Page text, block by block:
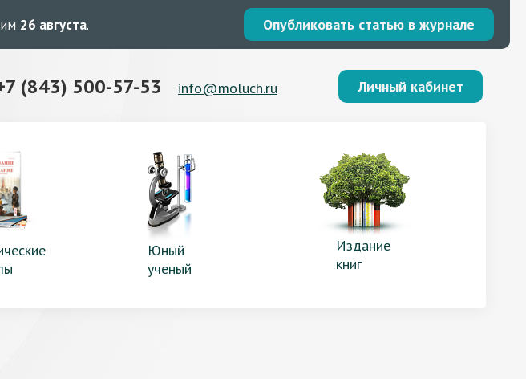
26 августа. Опубликовать статью в журнале
(843) 500-57-53 info@moluch.ru Личный кабинет
Юный
ученый
Издание
книг